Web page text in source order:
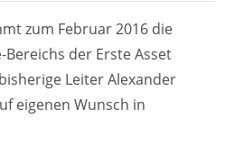
zum Februar 2016 die
der Erste Asset
Leiter Alexander
eigenen Wunsch in